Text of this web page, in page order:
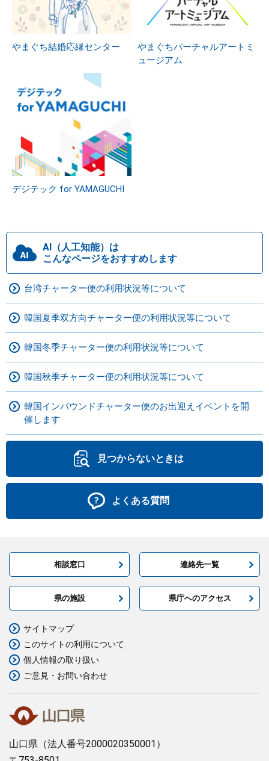
やまぐち結婚応縁センター
やまぐちバーチャルアートミ
ュージアム
デジテック for YAMAGUCHI
AI（人工知能）は
こんなページをおすすめします
台湾チャーター便の利用状況等について
韓国夏季双方向チャーター便の利用状況等について
韓国冬季チャーター便の利用状況等について
韓国秋季チャーター便の利用状況等について
韓国インバウンドチャーター便のお出迎えイベントを開
催します
見つからないときは
よくある質問
相談窓口 連絡先一覧
県の施設 県庁へのアクセス
山口県 （法人番号2000020350001）
サイトマップ
このサイトの利用について
個人情報の取り扱い
ご意見・お問い合わせ